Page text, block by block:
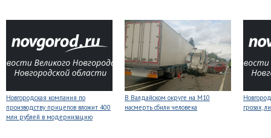
Новгородская компания по
производству прицепов вложит 400
млн рублей в модернизацию
В Валдайском округе на М10
насмерть сбили человека
грозах,